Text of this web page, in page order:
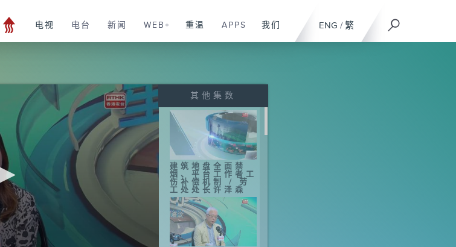
ENG / 繁
电视 电台 新闻 WEB+ 重温 APPS 我们
其他集数
建筑地盘全面禁
烟、平台工作者工
伤补偿机制 / 劳
工处处长许泽森